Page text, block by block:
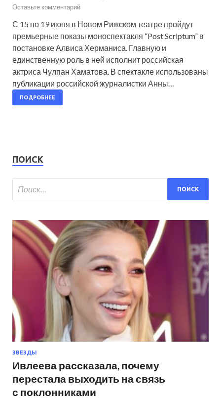
Оставьте комментарий
С 15 по 19 июня в Новом Рижском театре пройдут
премьерные показы моноспектакля “Post Scriptum” в
постановке Алвиса Херманиса. Главную и
единственную роль в ней исполнит российская
актриса Чулпан Хаматова. В спектакле использованы
публикации российской журналистки Анны…
ПОДРОБНЕЕ
ПОИСК
ЗВЕЗДЫ
Ивлеева рассказала, почему
перестала выходить на связь
с поклонниками